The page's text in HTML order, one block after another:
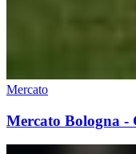
Mercato
Mercato Bologna -